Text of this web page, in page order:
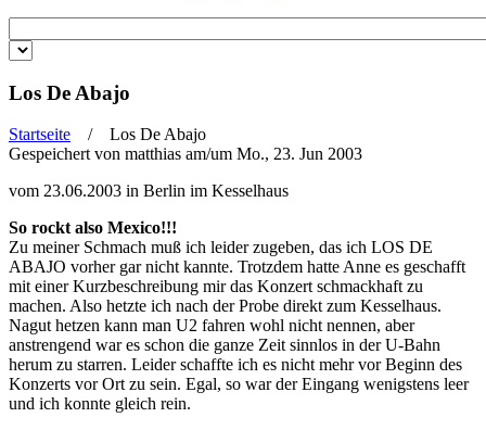
Los De Abajo
Sie sind hier
Startseite / Los De Abajo
Gespeichert von matthias am/um Mo., 23. Jun 2003
vom 23.06.2003 in Berlin im Kesselhaus
So rockt also Mexico!!!
Zu meiner Schmach muß ich leider zugeben, das ich LOS DE
ABAJO vorher gar nicht kannte. Trotzdem hatte Anne es geschafft
mit einer Kurzbeschreibung mir das Konzert schmackhaft zu
machen. Also hetzte ich nach der Probe direkt zum Kesselhaus.
Nagut hetzen kann man U2 fahren wohl nicht nennen, aber
anstrengend war es schon die ganze Zeit sinnlos in der U-Bahn
herum zu starren. Leider schaffte ich es nicht mehr vor Beginn des
Konzerts vor Ort zu sein. Egal, so war der Eingang wenigstens leer
und ich konnte gleich rein.